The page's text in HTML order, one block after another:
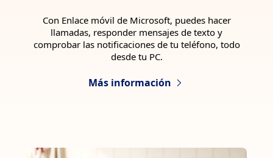
Con Enlace móvil de Microsoft, puedes hacer
llamadas, responder mensajes de texto y
comprobar las notificaciones de tu teléfono, todo
desde tu PC.
Más información